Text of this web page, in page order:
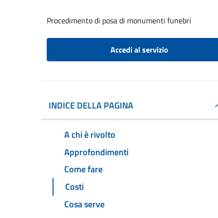
Procedimento di posa di monumenti funebri
Accedi al servizio
INDICE DELLA PAGINA
A chi è rivolto
Approfondimenti
Come fare
Costi
Cosa serve